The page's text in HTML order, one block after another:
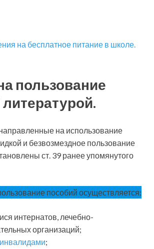
на бесплатное питание в школе.
пользование
на использование
и безвозмездное пользование
ст. 39 ранее упомянутого
пособий осуществляется:
интернатов, лечебно-
организаций;
;